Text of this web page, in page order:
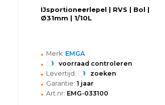
IJsportioneerlepel | RVS | Bol |
Ø31mm | 1/10L
• Merk: EMGA
• voorraad controleren
• Levertijd: zoeken
• Garantie: 1 jaar
• Art.nr: EMG-033100